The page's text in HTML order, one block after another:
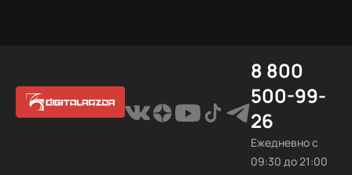
8 800
500-99-
26
Ежедневно с
09:30 до 21:00